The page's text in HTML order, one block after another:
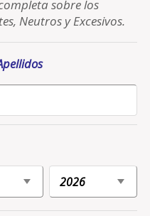
sobre los
Neutros y Excesivos.